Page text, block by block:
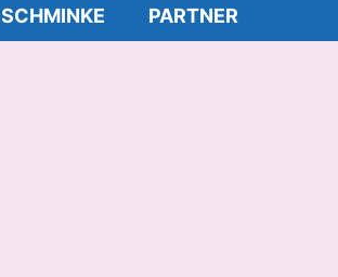
SCHMINKE PARTNER